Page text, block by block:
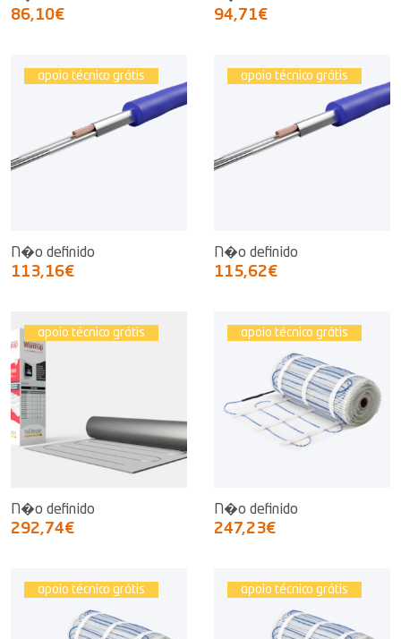
86,10€ 94,71€
apoio técnico grátis
N�o definido
113,16€
apoio técnico grátis
N�o definido
115,62€
apoio técnico grátis
N�o definido
292,74€
apoio técnico grátis
N�o definido
247,23€
apoio técnico grátis apoio técnico grátis